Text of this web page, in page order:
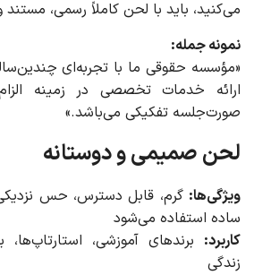
می‌کنید، باید با لحن کاملاً رسمی،
نمونه جمله:
«مؤسسه حقوقی ما با تجربه‌ای
ارائه خدمات تخصصی در زمینه
صورت‌جلسه تفکیکی می‌باشد.»
لحن صمیمی و دوستانه
ویژگی‌ها: گرم، قابل دسترس، حس
ساده استفاده می‌شود
کاربرد: برندهای آموزشی،
زندگی